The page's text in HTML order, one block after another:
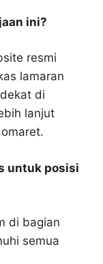
ini?
resmi
lamaran
di
lanjut
untuk posisi
di bagian
semua